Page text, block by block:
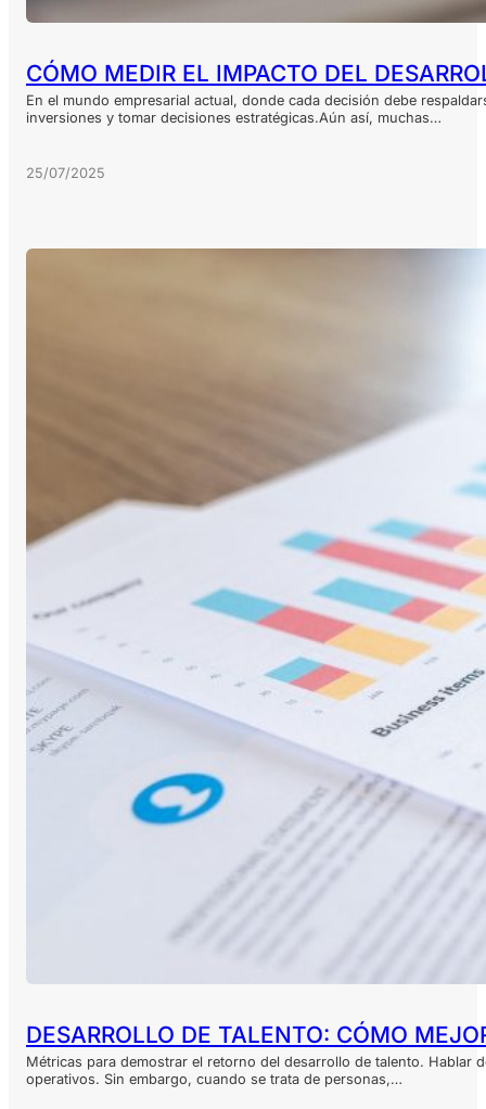
CÓMO MEDIR EL IMPACTO DEL
En el mundo empresarial actual, donde cada decisión debe
inversiones y tomar decisiones estratégicas.Aún así, muchas…
25/07/2025
DESARROLLO DE TALENTO: CÓMO
Métricas para demostrar el retorno del desarrollo de talento.
operativos. Sin embargo, cuando se trata de personas,…